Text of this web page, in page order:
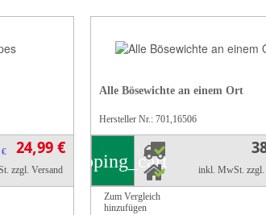
24,99 €
€
zzgl. Versand
Alle Bösewichte an einem Ort
Hersteller Nr.: 701,16506
inkl. MwSt.
shopping_cart
Zum Vergleich
hinzufügen